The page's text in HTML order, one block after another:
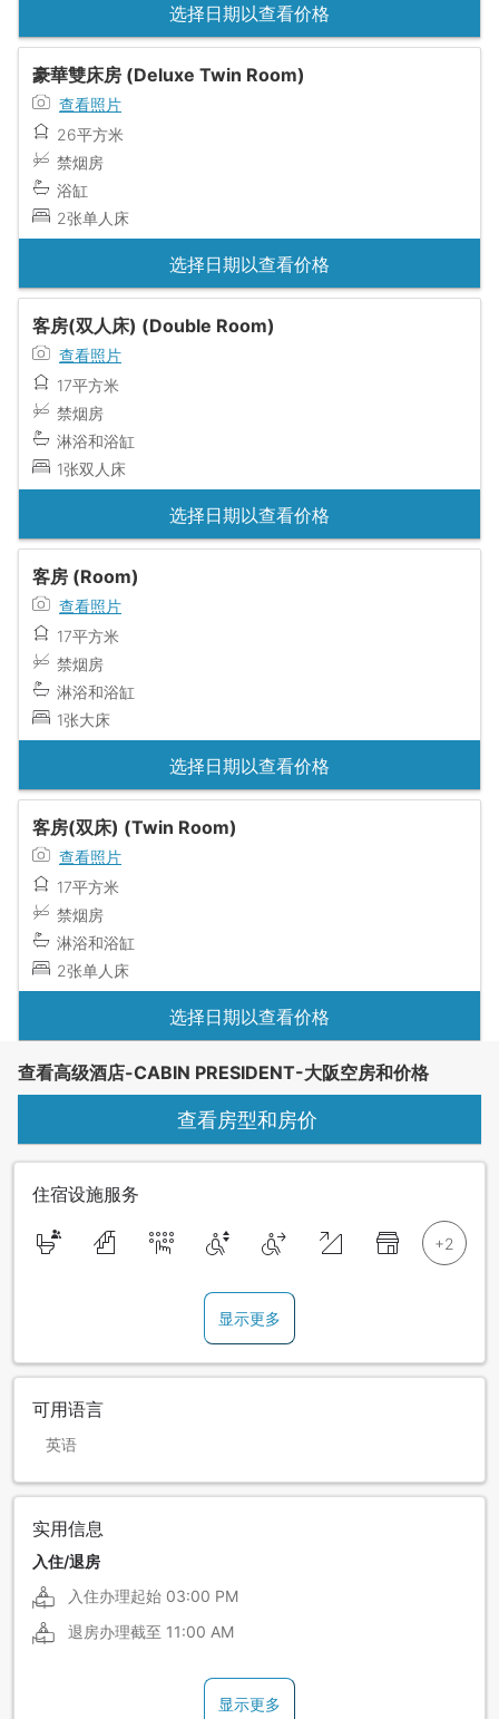
选择日期以查看价格
豪華雙床房 (Deluxe Twin Room)
查看照片
26平方米
禁烟房
浴缸
2张单人床
选择日期以查看价格
客房(双人床) (Double Room)
查看照片
17平方米
禁烟房
淋浴和浴缸
1张双人床
选择日期以查看价格
客房 (Room)
查看照片
17平方米
禁烟房
淋浴和浴缸
1张大床
选择日期以查看价格
客房(双床) (Twin Room)
查看照片
17平方米
禁烟房
淋浴和浴缸
2张单人床
选择日期以查看价格
查看高级酒店-CABIN PRESIDENT-大阪空房和价格
查看房型和房价
住宿设施服务
显示更多
可用语言
英语
实用信息
入住/退房
入住办理起始 03:00 PM
退房办理截至 11:00 AM
显示更多